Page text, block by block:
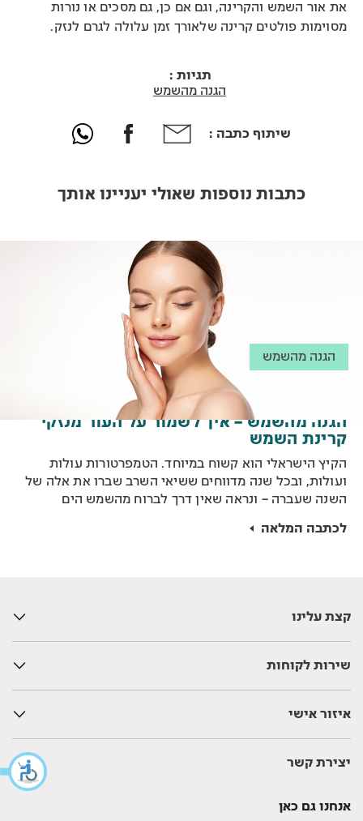
את אור השמש והקרינה, וגם אם כן, גם מסכים או נורות
מסוימות פולטים קרינה שלאורך זמן עלולה לגרם לנזק.
תגיות :
הגנה מהשמש
שיתוף כתבה :
כתבות נוספות שאולי יעניינו אותך
הגנה מהשמש
הגנה מהשמש – איך לשמור על העור מנזקי
קרינת השמש
הקיץ הישראלי הוא קשוח במיוחד. הטמפרטורות עולות
ועולות, ובכל שנה מדווחים ששיאי השרב שברו את אלה של
השנה שעברה – ונראה שאין דרך לברוח מהשמש הים
לחשיפה לשמש יש גם השלכות משמעותיות גם על הגוף
לכתבה המלאה
קצת עלינו
שירות לקוחות
איזור אישי
יצירת קשר
אנחנו גם כאן